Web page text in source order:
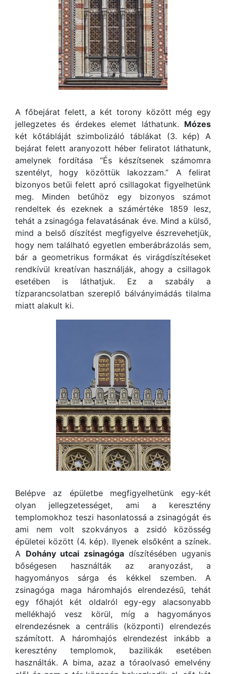
A főbejárat felett, a két torony között még egy
jellegzetes és érdekes elemet láthatunk. Mózes
két kőtábláját szimbolizáló táblákat (3. kép) A
bejárat felett aranyozott héber feliratot láthatunk,
amelynek fordítása “És készítsenek számomra
szentélyt, hogy közöttük lakozzam.” A felirat
bizonyos betűi felett apró csillagokat figyelhetünk
meg. Minden betűhöz egy bizonyos számot
rendeltek és ezeknek a számértéke 1859 lesz,
tehát a zsinagóga felavatásának éve. Mind a külső,
mind a belső díszítést megfigyelve észrevehetjük,
hogy nem található egyetlen emberábrázolás sem,
bár a geometrikus formákat és virágdíszítéseket
rendkívül kreatívan használják, ahogy a csillagok
esetében is láthatjuk. Ez a szabály a
tízparancsolatban szereplő bálványimádás tilalma
miatt alakult ki.
Belépve az épületbe megfigyelhetünk egy-két
olyan jellegzetességet, ami a keresztény
templomokhoz teszi hasonlatossá a zsinagógát és
ami nem volt szokványos a zsidó közösség
épületei között (4. kép). Ilyenek elsőként a színek.
A Dohány utcai zsinagógadíszítésében ugyanis
bőségesen használták az aranyozást, a
hagyományos sárga és kékkel szemben. A
zsinagóga maga háromhajós elrendezésű, tehát
egy főhajót két oldalról egy-egy alacsonyabb
mellékhajó vesz körül, míg a hagyományos
elrendezésnek a centrális (központi) elrendezés
számított. A háromhajós elrendezést inkább a
keresztény templomok, bazilikák esetében
használták. A bima, azaz a tóraolvasó emelvény